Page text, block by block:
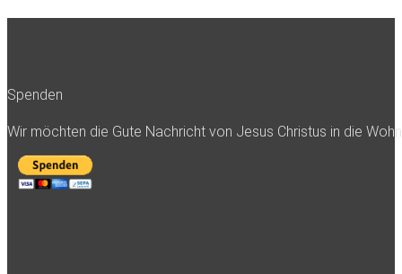
Spenden
Wir möchten die Gute Nachricht von Jesus Christus in die